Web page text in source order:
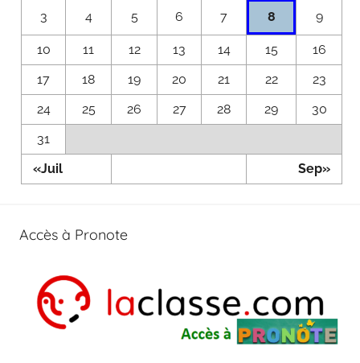
«Juil Sep»
3 4 5 6 7 8 9
10 11 12 13 14 15
16
17
18 19 20 21 22
23
24
25 26 27 28 29
30
31
Accès à Pronote